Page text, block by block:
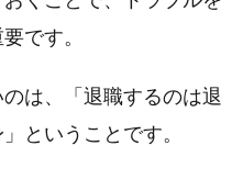
です。
は、「退職するのは退
ということです。